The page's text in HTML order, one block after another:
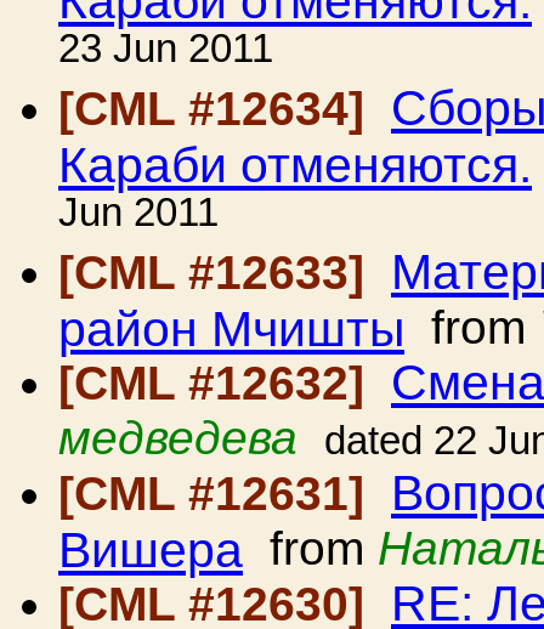
23 Jun 2011
[CML #12634]
Сборы
Караби отменяются.
Jun 2011
[CML #12633]
район Мчишты from
[CML #12632]
медведева dated 22
[CML #12631]
Вишера from
[CML #12630]
RE: